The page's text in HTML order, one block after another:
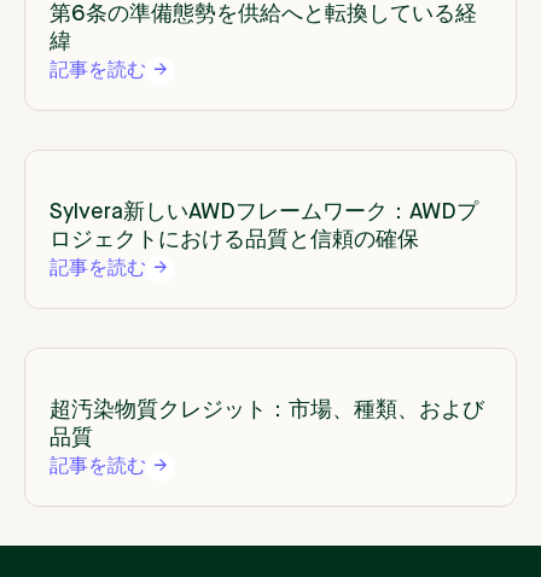
第6条の準備態勢を供給へと転換している経
緯
記事を読む
Sylvera新しいAWDフレームワーク：AWDプ
ロジェクトにおける品質と信頼の確保
記事を読む
超汚染物質クレジット：市場、種類、および
品質
記事を読む